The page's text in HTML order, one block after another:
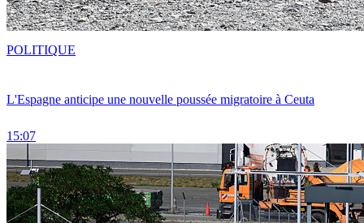
L'Espagne anticipe une nouvelle poussée migratoire à Ceuta
15:07
POLITIQUE